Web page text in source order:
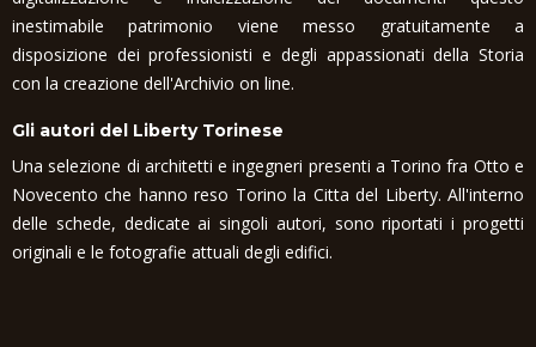
inestimabile patrimonio viene messo gratuitamente a
disposizione dei professionisti e degli appassionati della Storia
con la creazione dell'Archivio on line.
Gli autori del Liberty Torinese
Una selezione di architetti e ingegneri presenti a Torino fra Otto e
Novecento che hanno reso Torino la Citta del Liberty. All'interno
delle schede, dedicate ai singoli autori, sono riportati i progetti
originali e le fotografie attuali degli edifici.